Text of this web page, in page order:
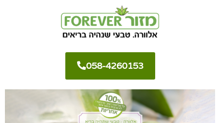
058-4260153